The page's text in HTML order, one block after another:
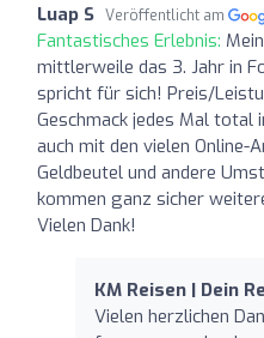
Luap S Veröffentlicht am
Fantastisches Erlebnis:
mittlerweile das 3. Jahr in
spricht für sich! Preis/
Geschmack jedes Mal total
auch mit den vielen Online-
Geldbeutel und andere
kommen ganz sicher
Vielen Dank!
KM Reisen | Dein
Vielen herzlichen